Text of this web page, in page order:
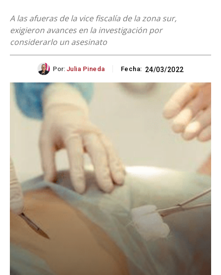
A las afueras de la vice fiscalía de la zona sur,
exigieron avances en la investigación por
considerarlo un asesinato
Por: Julia Pineda Fecha: 24/03/2022